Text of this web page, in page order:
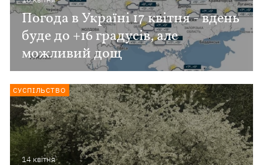
Погода в Україні 17 квітня - вдень
буде до +16 градусів, але
можливий дощ
14 квiтня
СУСПІЛЬСТВО